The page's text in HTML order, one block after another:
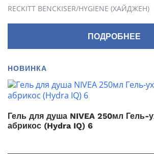
RECKITT BENCKISER/HYGIENE (ХАЙДЖЕН)
ПОДРОБНЕЕ
НОВИНКА
Гель для душа NIVEA 250мл Гель-
абрикос (Hydra IQ) 6